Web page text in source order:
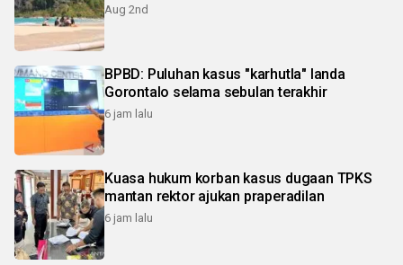
Aug 2nd
BPBD: Puluhan kasus "karhutla" landa
Gorontalo selama sebulan terakhir
6 jam lalu
Kuasa hukum korban kasus dugaan TPKS
mantan rektor ajukan praperadilan
6 jam lalu